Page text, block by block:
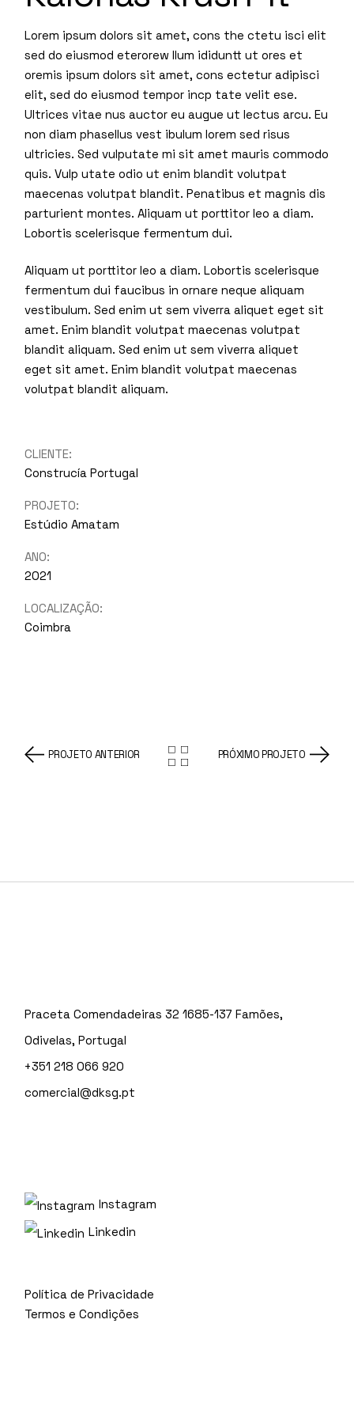
Lorem ipsum dolors sit amet, cons the ctetu isci elit
sed do eiusmod eterorew llum ididuntt ut ores et
oremis ipsum dolors sit amet, cons ectetur adipisci
elit, sed do eiusmod tempor incp tate velit ese.
Ultrices vitae nus auctor eu augue ut lectus arcu. Eu
non diam phasellus vest ibulum lorem sed risus
ultricies. Sed vulputate mi sit amet mauris commodo
quis. Vulp utate odio ut enim blandit volutpat
maecenas volutpat blandit. Penatibus et magnis dis
parturient montes. Aliquam ut porttitor leo a diam.
Lobortis scelerisque fermentum dui.
Aliquam ut porttitor leo a diam. Lobortis scelerisque
fermentum dui faucibus in ornare neque aliquam
vestibulum. Sed enim ut sem viverra aliquet eget sit
amet. Enim blandit volutpat maecenas volutpat
blandit aliquam. Sed enim ut sem viverra aliquet
eget sit amet. Enim blandit volutpat maecenas
volutpat blandit aliquam.
CLIENTE:
Construcía Portugal
PROJETO:
Estúdio Amatam
ANO:
2021
LOCALIZAÇÃO:
Coimbra
PROJETO ANTERIOR PRÓXIMO PROJETO
Praceta Comendadeiras 32 1685-137 Famões,
Odivelas, Portugal
+351 218 066 920
comercial@dksg.pt
Instagram
Linkedin
Política de Privacidade
Termos e Condições